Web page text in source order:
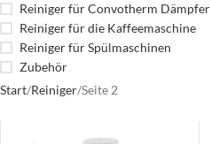
Reiniger für Convotherm Dämpfer
Reiniger für die Kaffeemaschine
Reiniger für Spülmaschinen
Zubehör
Start Reiniger Seite 2